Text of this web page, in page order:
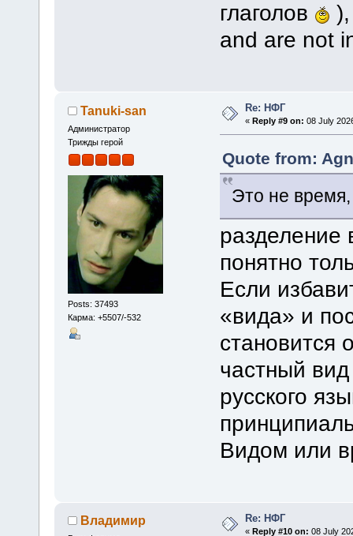
глаголов
and are not
Tanuki-san
Администратор
Трижды герой
Posts: 37493
Карма: +5507/-532
Re: НФГ
« Reply #9 on: 08 July
Quote from:
Это не
разделение
понятно
Если
«вида» и
становится
частный
русского
Видом или
Владимир Re: НФГ
«Reply #10 on: 08 July